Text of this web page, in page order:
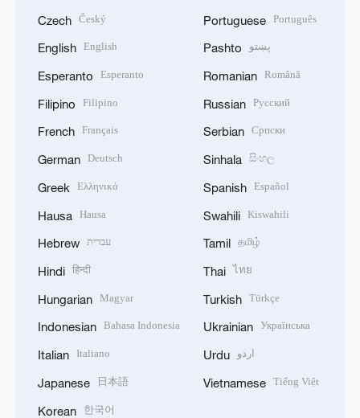
Czech Český
English English
Esperanto Esperanto
Filipino Filipino
French Français
German Deutsch
Greek Ελληνικά
Hausa Hausa
Hebrew עברית
Hindi हिन्दी
Hungarian Magyar
Indonesian Bahasa Indonesia
Italian Italiano
Japanese 日本語
Korean 한국어
Portuguese Português
Pashto پښتو
Romanian Română
Russian Русский
Serbian Српски
Sinhala සිංහල
Spanish Español
Swahili Kiswahili
Tamil தமிழ்
Thai ไทย
Turkish Türkçe
Ukrainian Українська
Urdu اردو
Vietnamese Tiếng Việt